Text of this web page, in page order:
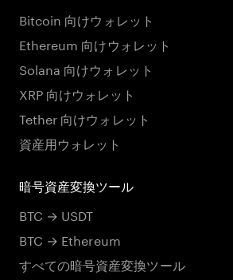
Bitcoin 向けウォレット
Ethereum 向けウォレット
Solana 向けウォレット
XRP 向けウォレット
Tether 向けウォレット
資産用ウォレット
暗号資産変換ツール
BTC → USDT
BTC → Ethereum
すべての暗号資産変換ツール